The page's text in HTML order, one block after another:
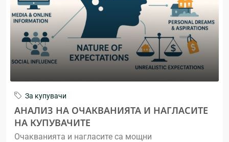
За купувачи
АНАЛИЗ НА ОЧАКВАНИЯТА И НАГЛАСИТЕ
НА КУПУВАЧИТЕ
Очакванията и нагласите са мощни